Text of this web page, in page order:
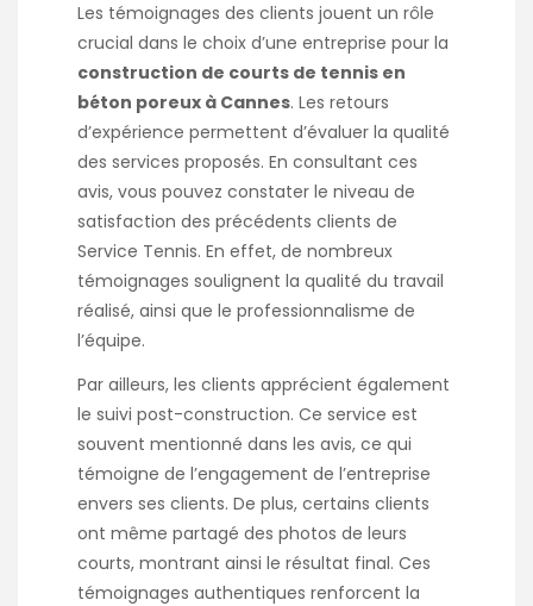
Les témoignages des clients jouent un rôle
crucial dans le choix d’une entreprise pour la
construction de courts de tennis en
béton poreux à Cannes. Les retours
d’expérience permettent d’évaluer la qualité
des services proposés. En consultant ces
avis, vous pouvez constater le niveau de
satisfaction des précédents clients de
Service Tennis. En effet, de nombreux
témoignages soulignent la qualité du travail
réalisé, ainsi que le professionnalisme de
l’équipe.
Par ailleurs, les clients apprécient également
le suivi post-construction. Ce service est
souvent mentionné dans les avis, ce qui
témoigne de l’engagement de l’entreprise
envers ses clients. De plus, certains clients
ont même partagé des photos de leurs
courts, montrant ainsi le résultat final. Ces
témoignages authentiques renforcent la